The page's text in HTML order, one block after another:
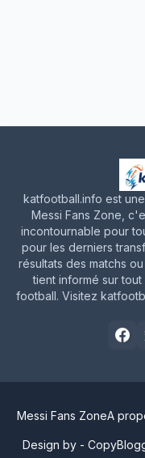
katfootball.info est
Messi Fans Zone,
incontournable pour
pour les derniers
résultats des matchs
tient informé sur
football. Visitez
Design by -
Messi Fans ZoneA